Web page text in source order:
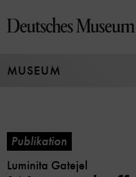
zum
MUSEUM
Publikation
Luminita Gatejel